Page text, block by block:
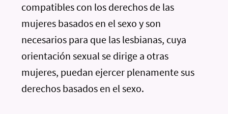
compatibles con los derechos de las
mujeres basados en el sexo y son
necesarios para que las lesbianas, cuya
orientación sexual se dirige a otras
mujeres, puedan ejercer plenamente sus
derechos basados en el sexo.